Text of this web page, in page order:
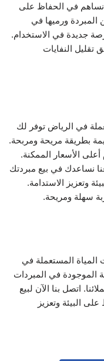
نساهم في الحفاظ على
المبردة ورميها في
جديدة في الاستخدام.
تقليل النفايات
في الرياض توفر لك
بطريقة مريحة ومربحة.
الأسعار الممكنة.
الآن على الرقم 0598462176 ودعنا نساعدك في بيع مبردتك
وتعزيز الاستدامة.
سهلة ومريحة.
المستعملة في
الموجودة في المبردات
اتصل بنا الآن لبيع
البيئة وتعزيز